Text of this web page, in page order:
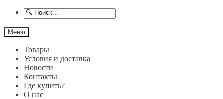
Меню
Товары
Условия и доставка
Новости
Контакты
Где купить?
О нас